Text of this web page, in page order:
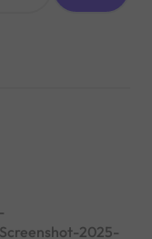
2025-